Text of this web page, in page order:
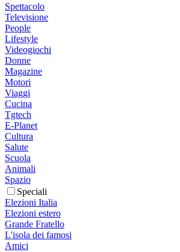
Spettacolo
Televisione
People
Lifestyle
Videogiochi
Donne
Magazine
Motori
Viaggi
Cucina
Tgtech
E-Planet
Cultura
Salute
Scuola
Animali
Spazio
Speciali
Elezioni Italia
Elezioni estero
Grande Fratello
L'isola dei famosi
Amici